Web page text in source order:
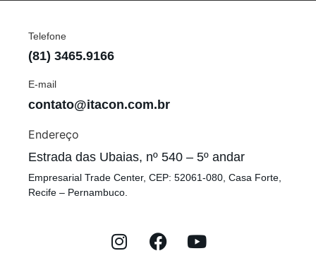
Telefone
(81) 3465.9166
E-mail
contato@itacon.com.br
Endereço
Estrada das Ubaias, nº 540 – 5º andar
Empresarial Trade Center, CEP: 52061-080, Casa Forte,
Recife – Pernambuco.